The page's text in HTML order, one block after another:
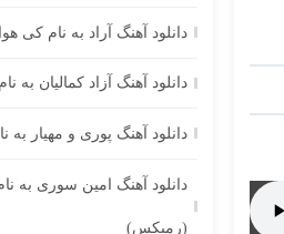
دانلود آهنگ آراد به نام کی
دانلود آهنگ آزاد کمالیان
دانلود آهنگ پوری و مهیار به
دانلود آهنگ امین سوری به
(رمیکس)